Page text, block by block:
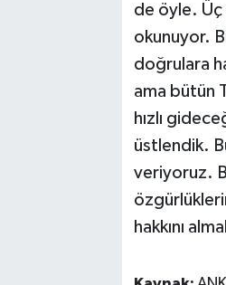
de öyle.
okunuyor.
doğrulara
ama bütün
hızlı
üstlendik.
veriyoruz.
hakkını